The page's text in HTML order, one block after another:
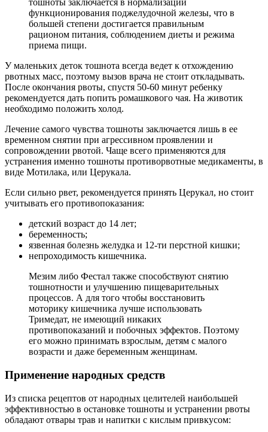
тошноты заключается в нормализации
функционирования поджелудочной железы, что в
большей степени достигается правильным
рационом питания, соблюдением диеты и режима
приема пищи.
У маленьких деток тошнота всегда ведет к отхождению
рвотных масс, поэтому вызов врача не стоит откладывать.
После окончания рвоты, спустя 50-60 минут ребенку
рекомендуется дать попить ромашкового чая. На животик
необходимо положить холод.
Лечение самого чувства тошноты заключается лишь в ее
временном снятии при агрессивном проявлении и
сопровождении рвотой. Чаще всего применяются для
устранения именно тошноты противорвотные медикаменты, в
виде Мотилака, или Церукала.
Если сильно рвет, рекомендуется принять Церукал, но стоит
учитывать его противопоказания:
детский возраст до 14 лет;
беременность;
язвенная болезнь желудка и 12-ти перстной кишки;
непроходимость кишечника.
Мезим либо Фестал также способствуют снятию
тошнотности и улучшению пищеварительных
процессов. А для того чтобы восстановить
моторику кишечника лучше использовать
Тримедат, не имеющий никаких
противопоказаний и побочных эффектов. Поэтому
его можно принимать взрослым, детям с малого
возрасти и даже беременным женщинам.
Применение народных средств
Из списка рецептов от народных целителей наибольшей
эффективностью в остановке тошноты и устранении рвоты
обладают отвары трав и напитки с кислым привкусом: